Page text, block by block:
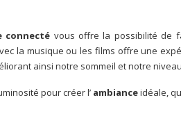
connecté vous offre la possibilité de
la musique ou les films offre une
ainsi notre sommeil et notre niveau
pour créer l’ ambianceidéale,